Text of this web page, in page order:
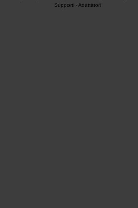
Supporti -Adattatori